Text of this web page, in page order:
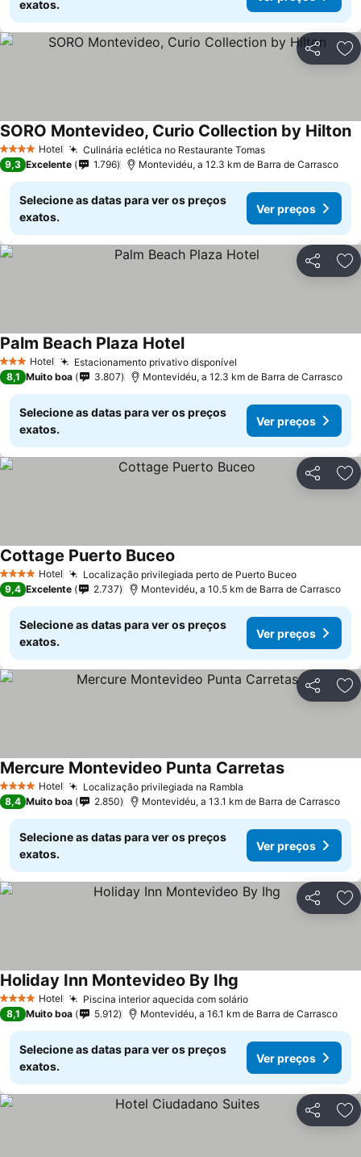
exatos.
Partilhar
4 EstrelasHotel Culinária eclética no Restaurante Tomas
SORO Montevideo, Curio Collection by Hilton
9,3 Excelente 1.796 Montevidéu, a 12.3 km de Barra de Carrasco
Selecione as datas para ver os preços
exatos.
Ver preços
Partilhar
3 EstrelasHotel Estacionamento privativo disponível
Palm Beach Plaza Hotel
8,1 Muito boa 3.807 Montevidéu, a 12.3 km de Barra de Carrasco
Selecione as datas para ver os preços
exatos.
Ver preços
Partilhar
4 EstrelasHotel Localização privilegiada perto de Puerto Buceo
Cottage Puerto Buceo
9,4 Excelente 2.737 Montevidéu, a 10.5 km de Barra de Carrasco
Selecione as datas para ver os preços
exatos.
Ver preços
Partilhar
4 EstrelasHotel Localização privilegiada na Rambla
Mercure Montevideo Punta Carretas
8,4 Muito boa 2.850 Montevidéu, a 13.1 km de Barra de Carrasco
Selecione as datas para ver os preços
exatos.
Ver preços
Partilhar
4 EstrelasHotel Piscina interior aquecida com solário
Holiday Inn Montevideo By Ihg
8,1 Muito boa 5.912 Montevidéu, a 16.1 km de Barra de Carrasco
Selecione as datas para ver os preços
exatos.
Ver preços
Partilhar